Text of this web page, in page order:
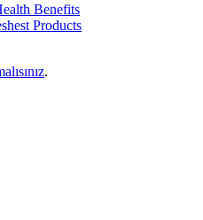
Benefits
Products
.